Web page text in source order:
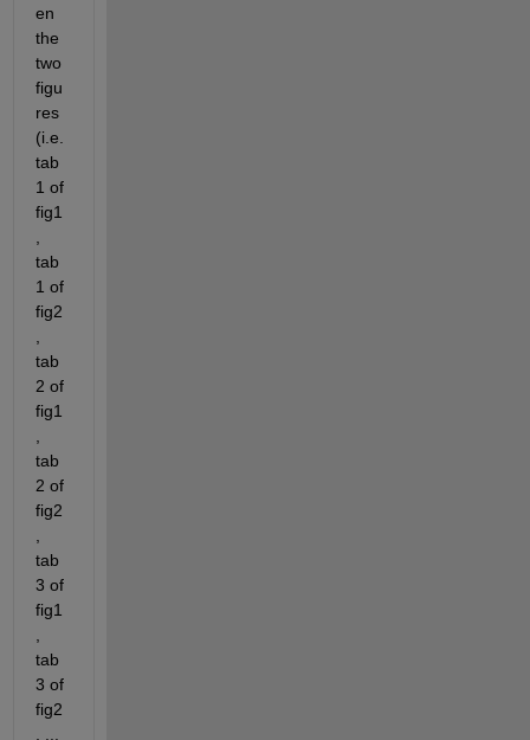
en
the
two
figu
res
(i.e.
tab
1 of
fig1
tab
1 of
fig2
tab
2 of
fig1
tab
2 of
fig2
tab
3 of
fig1
tab
3 of
fig2